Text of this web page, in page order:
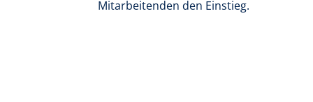
Mitarbeitenden den Einstieg.